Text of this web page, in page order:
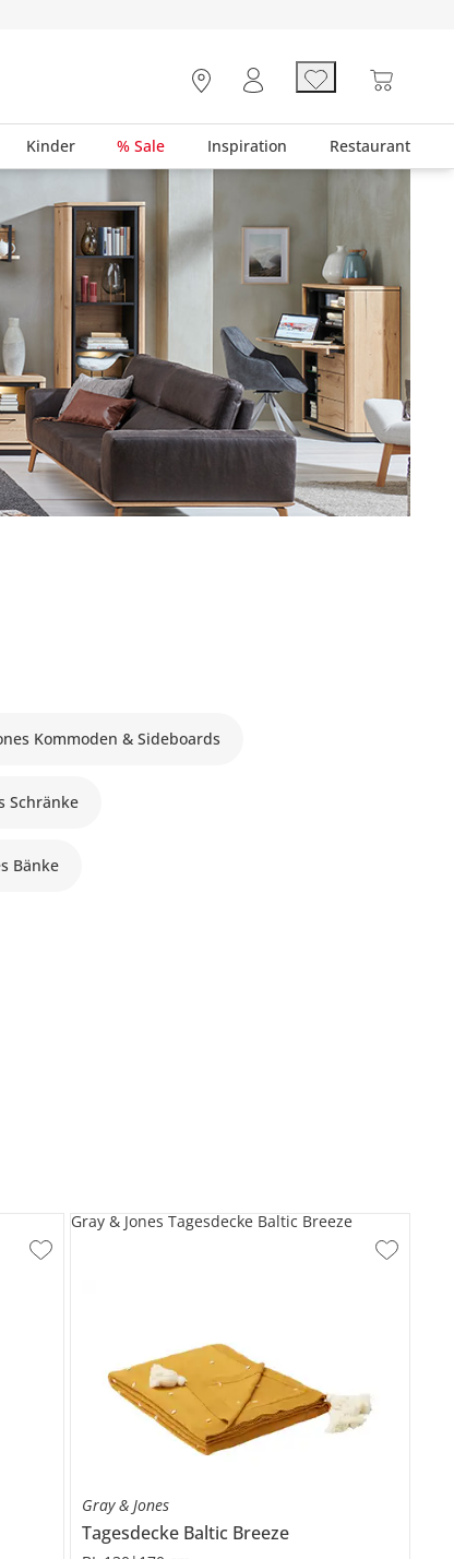
Kinder % Sale Inspiration Restaurant
Kommoden & Sideboards
Schränke
Bänke
Gray & Jones
Tagesdecke Baltic Breeze
Gray & Jones Tagesdecke Baltic Breeze